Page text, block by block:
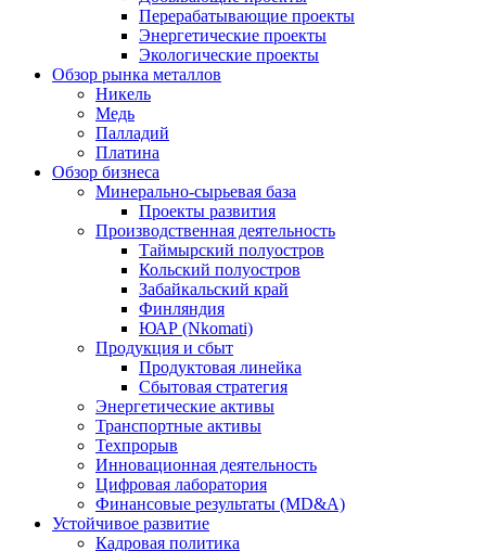
Перерабатывающие проекты
Энергетические проекты
Экологические проекты
Обзор рынка металлов
Никель
Медь
Палладий
Платина
Обзор бизнеса
Минерально-сырьевая база
Проекты развития
Производственная деятельность
Таймырский полуостров
Кольский полуостров
Забайкальский край
Финляндия
ЮАР (Nkomati)
Продукция и сбыт
Продуктовая линейка
Сбытовая стратегия
Энергетические активы
Транспортные активы
Техпрорыв
Инновационная деятельность
Цифровая лаборатория
Финансовые результаты (MD&A)
Устойчивое развитие
Кадровая политика